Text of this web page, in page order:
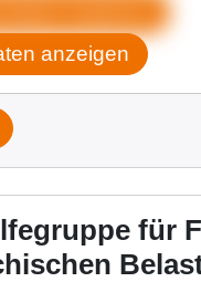
anzeigen
für